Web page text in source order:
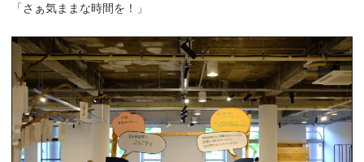
「さぁ気ままな時間を！」